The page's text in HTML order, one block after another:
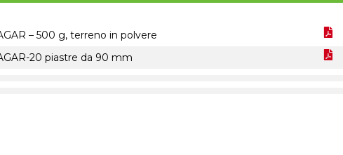
– 500 g, terreno in polvere
20 piastre da 90 mm